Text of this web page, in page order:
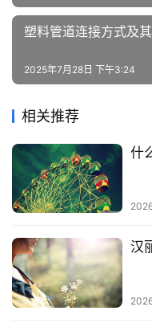
塑料管道连接方式及
2025年7月28日 下午3:24
相关推荐
什
汉